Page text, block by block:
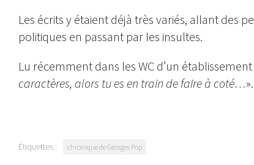
Les écrits y étaient déjà très variés, allant des
politiques en passant par les insultes.
Lu récemment dans les WC d’un
caractères, alors tu es en train de faire à coté…».
Étiquettes : chronique de Georges Pop